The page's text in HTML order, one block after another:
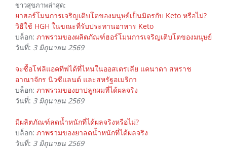
ข่าวสุขภาพล่าสุด:
ยาฮอร์โมนการเจริญเติบโตของมนุษย์เป็นมิตรกับ Keto หรือไม่?
วิธีใช้ HGH ในขณะที่รับประทานอาหาร Keto
บล็อก: ภาพรวมของผลิตภัณฑ์ฮอร์โมนการเจริญเติบโตของมนุษย์
วันที่: 3 มิถุนายน 2569
จะซื้อโฟลิแอคทีฟได้ที่ไหนในออสเตรเลีย แคนาดา สหราช
อาณาจักร นิวซีแลนด์ และสหรัฐอเมริกา
บล็อก: ภาพรวมของยาปลูกผมที่ได้ผลจริง
วันที่: 3 มิถุนายน 2569
มีผลิตภัณฑ์ลดน้ำหนักที่ได้ผลจริงหรือไม่?
บล็อก: ภาพรวมของยาลดน้ำหนักที่ได้ผลจริง
วันที่: 3 มิถุนายน 2569